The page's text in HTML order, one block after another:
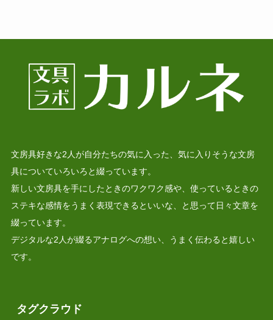
文房具好きな2人が自分たちの気に入った、気に入りそうな文房
具についていろいろと綴っています。
新しい文房具を手にしたときのワクワク感や、使っているときの
ステキな感情をうまく表現できるといいな、と思って日々文章を
綴っています。
デジタルな2人が綴るアナログへの想い、うまく伝わると嬉しい
です。
タグクラウド